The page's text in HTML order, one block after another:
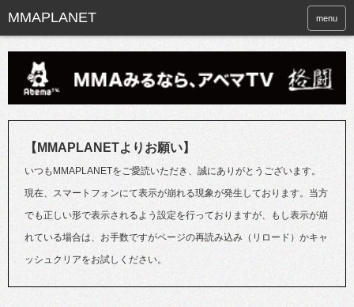
menu
【MMAPLANETよりお願い】
いつもMMAPLANETをご愛読いただき、誠にありがとうございます。
現在、スマートフォンにて表示が崩れる現象が発生しております。当方
でも正しい形で表示されるよう設定を行っておりますが、もし表示が崩
れている場合は、お手数ですがページの再読み込み（リロード）かキャ
ッシュクリアをお試しください。